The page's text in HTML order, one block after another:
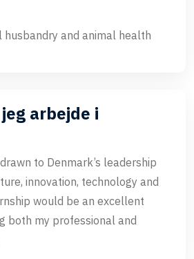
husbandry and animal health
arbejde i
to Denmark’s leadership
innovation, technology and
would be an excellent
both my professional and